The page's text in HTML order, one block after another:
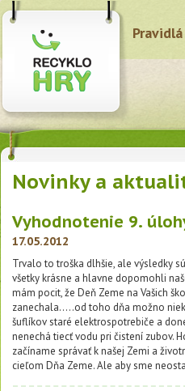
Novinky a
Vyhodnotenie 9.
17.05.2012
Trvalo to troška dlhšie, ale výsledky
všetky krásne a hlavne dopomohli
mám pocit, že Deň Zeme na Vašich
zanechala.....od toho dňa možno
šuflíkov staré elektrospotrebiče a
nenechá tiecť vodu pri čistení zubov.
začíname správať k našej Zemi a
cieľom Dňa Zeme. Ale aby sme